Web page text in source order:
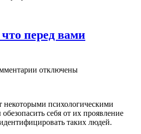
здесь
не
перед вами
к
что
перед
вами
отключены
психологическими
себя от их проявление
таких людей.